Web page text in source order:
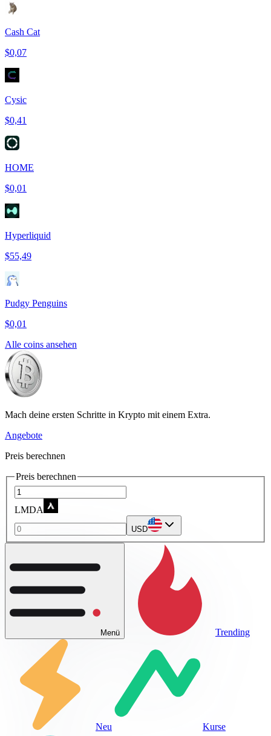
Cash Cat
$0,07
Cysic
$0,41
HOME
$0,01
Hyperliquid
$55,49
Pudgy Penguins
$0,01
Alle coins ansehen
Mach deine ersten Schritte in Krypto mit einem Extra.
Angebote
Preis berechnen
Preis berechnen
LMDA
USD
Menü Trending
Neu Kurse